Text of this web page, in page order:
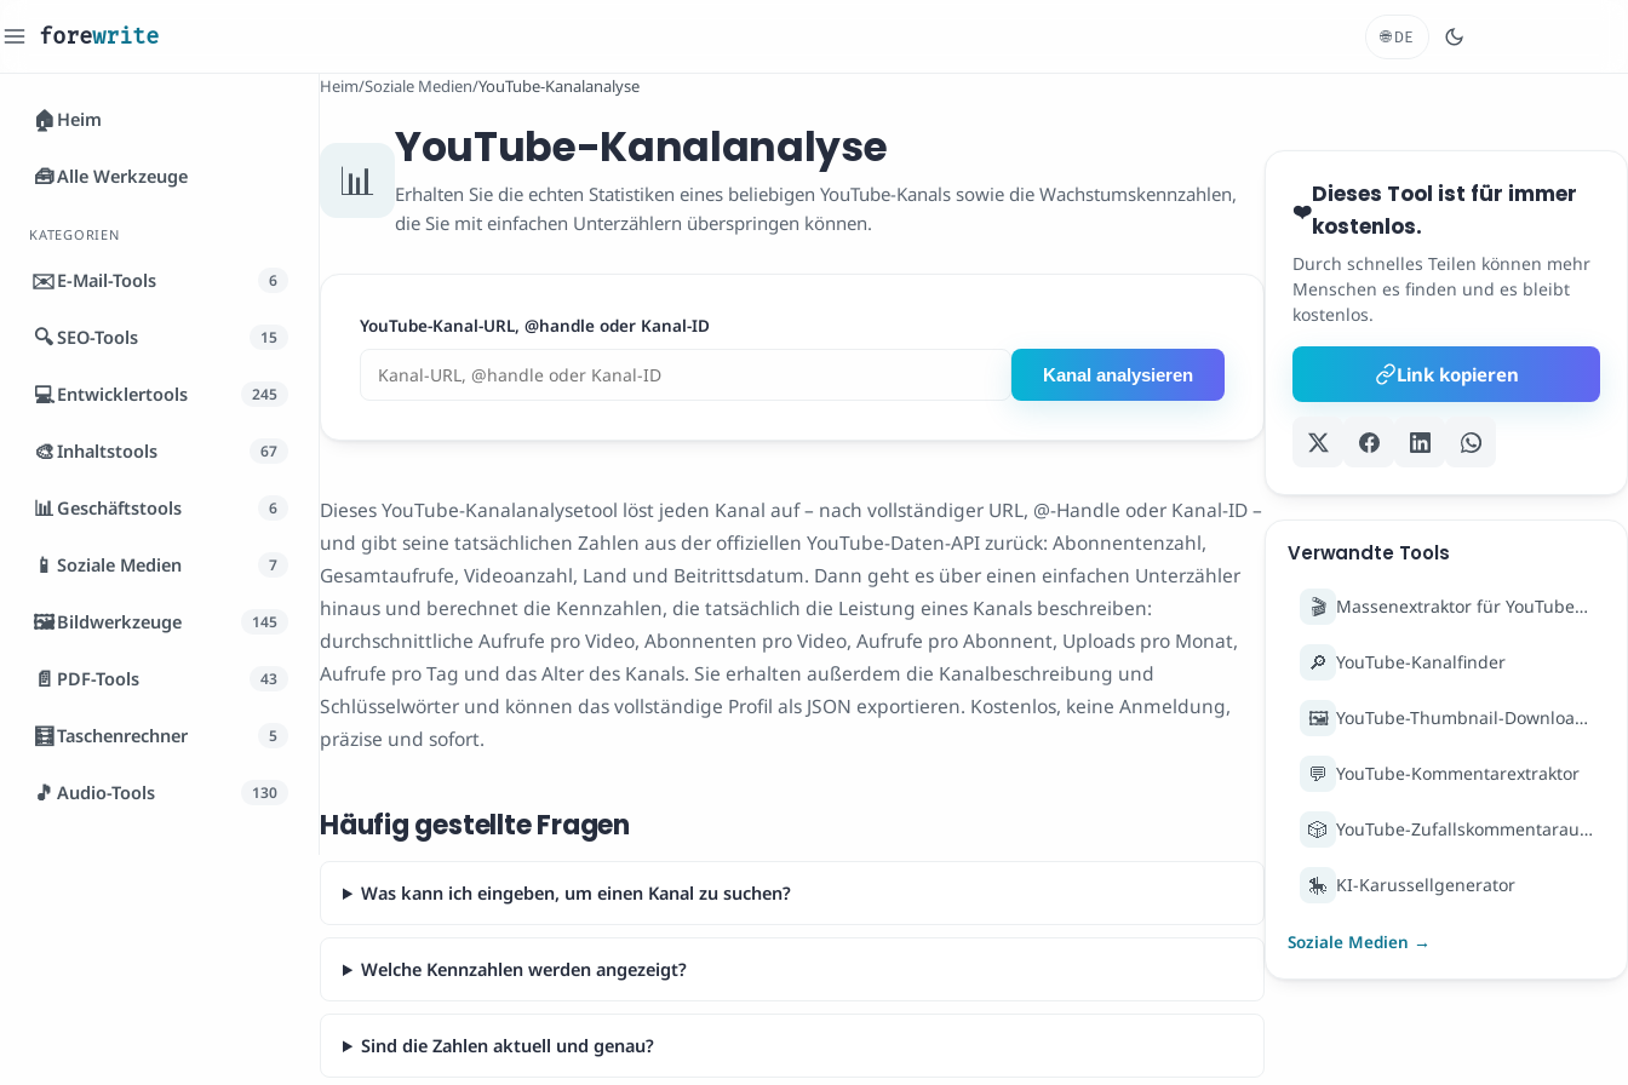
forewrite 🌐 DE
🏠 Heim
🧰Alle Werkzeuge
KATEGORIEN
✉️E-Mail-Tools 6
🔍SEO-Tools 15
💻Entwicklertools 245
🎨Inhaltstools 67
📊 Geschäftstools 6
📱 Soziale Medien 7
🖼️Bildwerkzeuge 145
📄 PDF-Tools 43
🧮Taschenrechner 5
🎵 Audio-Tools 130
Heim/Soziale Medien/YouTube-Kanalanalyse
📊
YouTube-Kanalanalyse
Erhalten Sie die echten Statistiken eines beliebigen YouTube-Kanals sowie die Wachstumskennzahlen,
die Sie mit einfachen Unterzählern überspringen können.
YouTube-Kanal-URL, @handle oder Kanal-ID
Kanal analysieren
Dieses YouTube-Kanalanalysetool löst jeden Kanal auf – nach vollständiger URL, @-Handle oder Kanal-ID –
und gibt seine tatsächlichen Zahlen aus der offiziellen YouTube-Daten-API zurück: Abonnentenzahl,
Gesamtaufrufe, Videoanzahl, Land und Beitrittsdatum. Dann geht es über einen einfachen Unterzähler
hinaus und berechnet die Kennzahlen, die tatsächlich die Leistung eines Kanals beschreiben:
durchschnittliche Aufrufe pro Video, Abonnenten pro Video, Aufrufe pro Abonnent, Uploads pro Monat,
Aufrufe pro Tag und das Alter des Kanals. Sie erhalten außerdem die Kanalbeschreibung und
Schlüsselwörter und können das vollständige Profil als JSON exportieren. Kostenlos, keine Anmeldung,
präzise und sofort.
Häufig gestellte Fragen
Was kann ich eingeben, um einen Kanal zu suchen?
Welche Kennzahlen werden angezeigt?
Sind die Zahlen aktuell und genau?
❤️
Dieses Tool ist für immer
kostenlos.
Durch schnelles Teilen können mehr
Menschen es finden und es bleibt
kostenlos.
Link kopieren
Verwandte Tools
🎬 Massenextraktor für YouTube-Videodetails
🔎 YouTube-Kanalfinder
🖼️ YouTube-Thumbnail-Downloader
💬 YouTube-Kommentarextraktor
🎲 YouTube-Zufallskommentarauswahl
🎠 KI-Karussellgenerator
Soziale Medien →